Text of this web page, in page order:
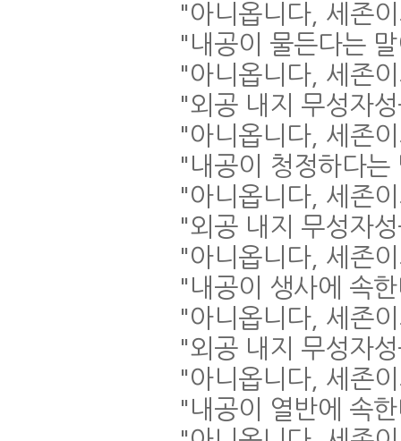
"아니옵니다, 세존
" 내공이 물든다는
"아니옵니다, 세존
"외공 내지 무성자
"아니옵니다, 세존
" 내공이 청정하다
"아니옵니다, 세존
"외공 내지 무성자
"아니옵니다, 세존
" 내공이 생사에 속
"아니옵니다, 세존
"외공 내지 무성자
"아니옵니다, 세존
" 내공이 열반에 속